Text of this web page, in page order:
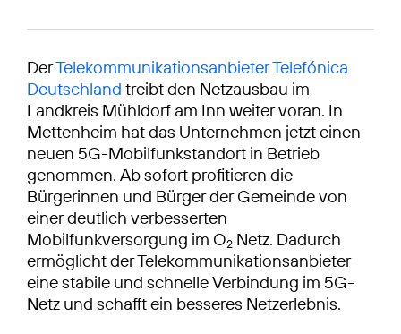
DerTelekommunikationsanbieter Telefónica
Deutschland treibt den Netzausbau im
Landkreis Mühldorf am Inn weiter voran. In
Mettenheim hat das Unternehmen jetzt einen
neuen 5G-Mobilfunkstandort in Betrieb
genommen. Ab sofort profitieren die
Bürgerinnen und Bürger der Gemeinde von
einer deutlich verbesserten
Mobilfunkversorgung im O2 Netz. Dadurch
ermöglicht der Telekommunikationsanbieter
eine stabile und schnelle Verbindung im 5G-
Netz und schafft ein besseres Netzerlebnis.